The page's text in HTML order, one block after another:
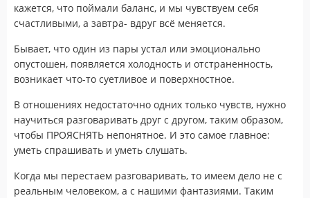
кажется, что поймали баланс, и мы чувствуем себя
счастливыми, а завтра- вдруг всё меняется.
Бывает, что один из пары устал или эмоционально
опустошен, появляется холодность и отстраненность,
возникает что-то суетливое и поверхностное.
В отношениях недостаточно одних только чувств, нужно
научиться разговаривать друг с другом, таким образом,
чтобы ПРОЯСНЯТЬ непонятное. И это самое главное:
уметь спрашивать и уметь слушать.
Когда мы перестаем разговаривать, то имеем дело не с
реальным человеком, а с нашими фантазиями. Таким